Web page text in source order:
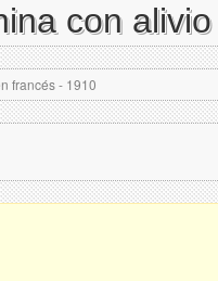
con
francés - 1910